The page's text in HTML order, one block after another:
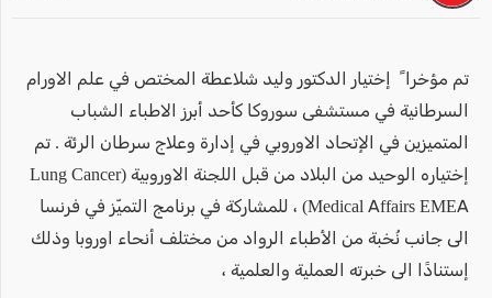
تم مؤخرا ً إختيار الدكتور وليد شلاعطة المختص في علم الاورام
السرطانية في مستشفى سوروكا كأحد أبرز الاطباء الشباب
المتميزين في الإتحاد الاوروبي في إدارة وعلاج سرطان الرئة . تم
إختياره الوحيد من البلاد من قبل اللجنة الاوروبية (Lung Cancer
Medical Affairs EMEA) ، للمشاركة في برنامج التميّز في فرنسا
الى جانب نُخبة من الأطباء الرواد من مختلف أنحاء اوروبا وذلك
إستنادًا الى خبرته العملية والعلمية ،